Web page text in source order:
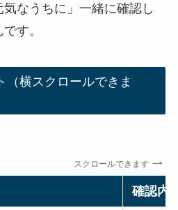
なうちに」一緒に確認し
す。
（横スクロールできま
スクロールできます
確認内